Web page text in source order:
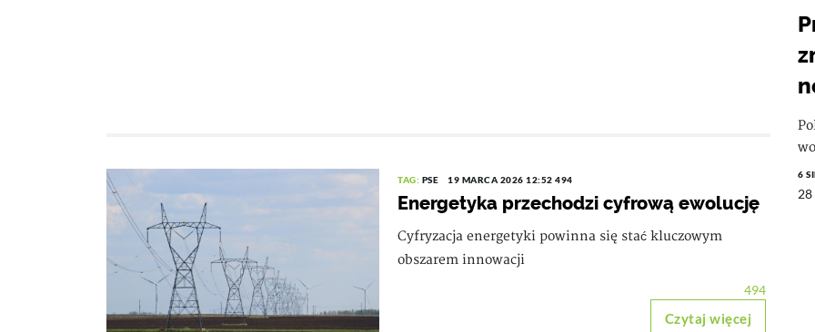
TAG: PSE 19 MARCA 2026 12:52 494
Energetyka przechodzi cyfrową ewolucję
Cyfryzacja energetyki powinna się stać kluczowym
obszarem innowacji
494
Czytaj więcej
6
28